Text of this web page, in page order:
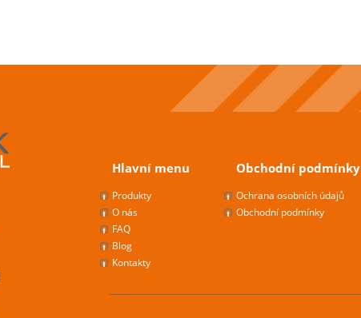
Hlavní menu
Produkty
O nás
FAQ
Blog
Kontakty
Obchodní podmínky
Ochrana osobních údajů
Obchodní podmínky